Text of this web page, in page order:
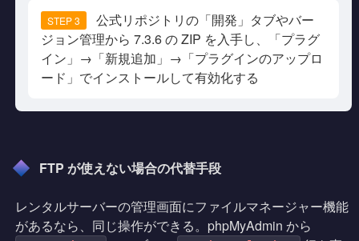
STEP 3
公式リポジトリの「開発」タブやバー
ジョン管理から 7.3.6 の ZIP を入手し、「プラグ
イン」→「新規追加」→「プラグインのアップロ
ード」でインストールして有効化する
FTP が使えない場合の代替手段
レンタルサーバーの管理画面にファイルマネージャー機能
があるなら、同じ操作ができる。phpMyAdmin から